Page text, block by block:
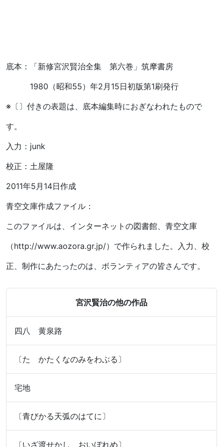
底本：「新修宮沢賢治全集 第六巻」筑摩書房
1980（昭和55）年2月15日初版第1刷発行
※〔〕付きの表題は、底本編集時におぎなわれたもので
す。
入力：junk
校正：土屋隆
2011年5月14日作成
青空文庫作成ファイル：
このファイルは、インターネットの図書館、青空文庫
（http://www.aozora.gr.jp/）で作られました。入力、校
正、制作にあたったのは、ボランティアの皆さんです。
宮沢賢治の他の作品
四八 黄泉路
〔たゞかたくなのみをわぶる〕
宅地
〔青びかる天弧のはてに〕
〔いざ渡せかし おいぼれめ〕